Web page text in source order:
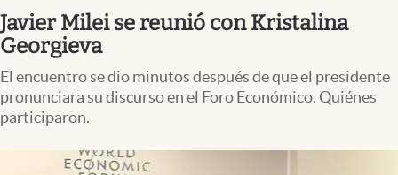
Uruguay
Negocios
Columnistas
Apertura
Infotechnology
Javier Milei se reunió con Kristalina
Georgieva
El encuentro se dio minutos después de que el presidente
pronunciara su discurso en el Foro Económico. Quiénes
participaron.